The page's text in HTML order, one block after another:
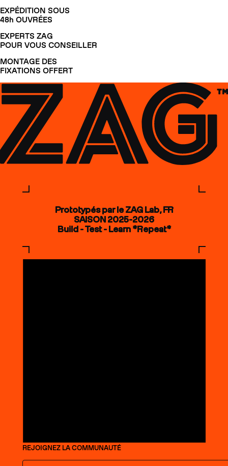
EXPÉDITION SOUS
48h OUVRÉES
EXPERTS ZAG
POUR VOUS CONSEILLER
MONTAGE DES
FIXATIONS OFFERT
Prototypés par le ZAG Lab, FR
SAISON 2025-2026
Build - Test - Learn *Repeat*
REJOIGNEZ LA COMMUNAUTÉ